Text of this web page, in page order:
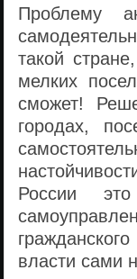
Проблему
такой
мелких
сможет!
городах,
России
власти сами